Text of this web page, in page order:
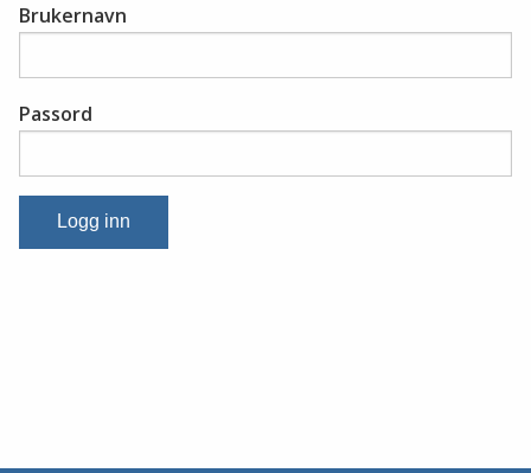
Brukernavn
Passord
Logg inn